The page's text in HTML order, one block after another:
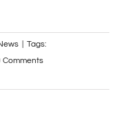
Tags:
Comments